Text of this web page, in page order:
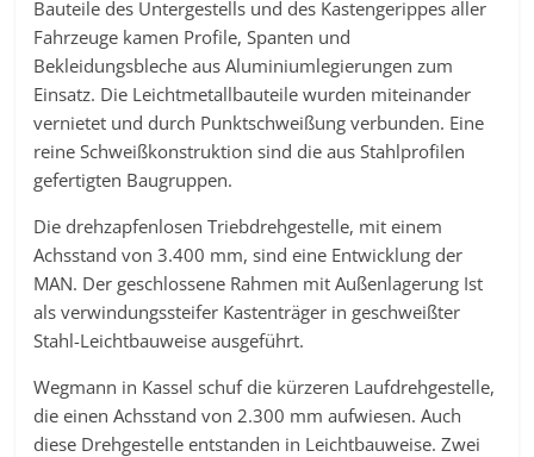
Bauteile des Untergestells und des Kastengerippes aller
Fahrzeuge kamen Profile, Spanten und
Bekleidungsbleche aus Aluminiumlegierungen zum
Einsatz. Die Leichtmetallbauteile wurden miteinander
vernietet und durch Punktschweißung verbunden. Eine
reine Schweißkonstruktion sind die aus Stahlprofilen
gefertigten Baugruppen.
Die drehzapfenlosen Triebdrehgestelle, mit einem
Achsstand von 3.400 mm, sind eine Entwicklung der
MAN. Der geschlossene Rahmen mit Außenlagerung Ist
als verwindungssteifer Kastenträger in geschweißter
Stahl-Leichtbauweise ausgeführt.
Wegmann in Kassel schuf die kürzeren Laufdrehgestelle,
die einen Achsstand von 2.300 mm aufwiesen. Auch
diese Drehgestelle entstanden in Leichtbauweise. Zwei